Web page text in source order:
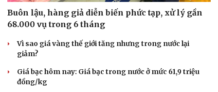
Buôn lậu, hàng giả diễn biến phức tạp, xử lý gần
68.000 vụ trong 6 tháng
Vì sao giá vàng thế giới tăng nhưng trong nước lại
giảm?
Giá bạc hôm nay: Giá bạc trong nước ở mức 61,9 triệu
đồng/kg